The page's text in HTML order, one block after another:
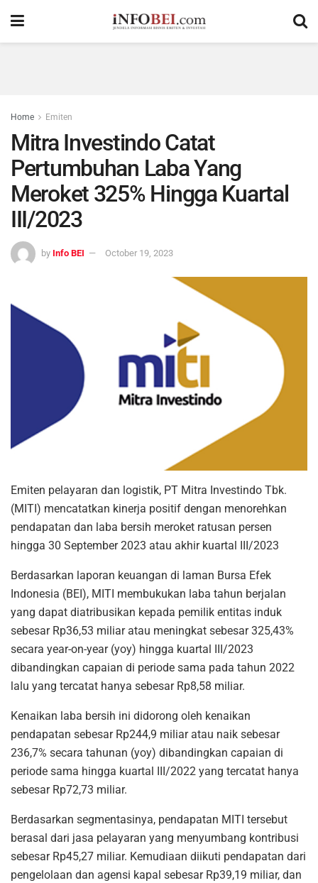
Home Emiten
Mitra Investindo Catat
Pertumbuhan Laba Yang
Meroket 325% Hingga Kuartal
III/2023
by Info BEI October 19, 2023
Emiten pelayaran dan logistik, PT Mitra Investindo Tbk.
(MITI) mencatatkan kinerja positif dengan menorehkan
pendapatan dan laba bersih meroket ratusan persen
hingga 30 September 2023 atau akhir kuartal III/2023
Berdasarkan laporan keuangan di laman Bursa Efek
Indonesia (BEI), MITI membukukan laba tahun berjalan
yang dapat diatribusikan kepada pemilik entitas induk
sebesar Rp36,53 miliar atau meningkat sebesar 325,43%
secara year-on-year (yoy) hingga kuartal III/2023
dibandingkan capaian di periode sama pada tahun 2022
lalu yang tercatat hanya sebesar Rp8,58 miliar.
Kenaikan laba bersih ini didorong oleh kenaikan
pendapatan sebesar Rp244,9 miliar atau naik sebesar
236,7% secara tahunan (yoy) dibandingkan capaian di
periode sama hingga kuartal III/2022 yang tercatat hanya
sebesar Rp72,73 miliar.
Berdasarkan segmentasinya, pendapatan MITI tersebut
berasal dari jasa pelayaran yang menyumbang kontribusi
sebesar Rp45,27 miliar. Kemudiaan diikuti pendapatan dari
pengelolaan dan agensi kapal sebesar Rp39,19 miliar, dan